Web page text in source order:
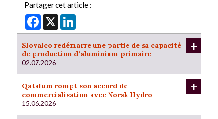
Partager cet article :
Facebook
X
Slovalco redémarre une partie de sa capacité
de production d’aluminium primaire
02.07.2026
+
Qatalum rompt son accord de
commercialisation avec Norsk Hydro
15.06.2026
+